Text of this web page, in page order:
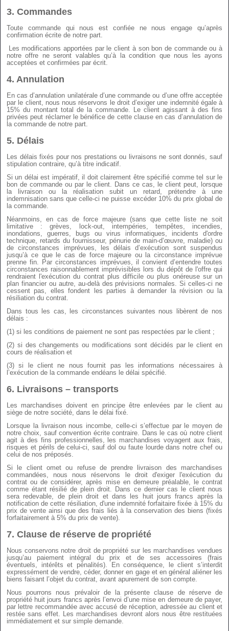
3. Commandes
Toute commande qui nous est confiée ne nous engage qu’après
confirmation écrite de notre part.
Les modifications apportées par le client à son bon de commande ou à
notre offre ne seront valables qu’à la condition que nous les ayons
acceptées et confirmées par écrit.
4. Annulation
En cas d’annulation unilatérale d’une commande ou d’une offre acceptée
par le client, nous nous réservons le droit d’exiger une indemnité égale à
15% du montant total de la commande. Le client agissant à des fins
privées peut réclamer le bénéfice de cette clause en cas d’annulation de
la commande de notre part.
5. Délais
Les délais fixés pour nos prestations ou livraisons ne sont donnés, sauf
stipulation contraire, qu’à titre indicatif.
Si un délai est impératif, il doit clairement être spécifié comme tel sur le
bon de commande ou par le client. Dans ce cas, le client peut, lorsque
la livraison ou la réalisation subit un retard, prétendre à une
indemnisation sans que celle-ci ne puisse excéder 10% du prix global de
la commande.
Néanmoins, en cas de force majeure (sans que cette liste ne soit
limitative : grèves, lock-out, intempéries, tempêtes, incendies,
inondations, guerres, bugs ou virus informatiques, incidents d'ordre
technique, retards du fournisseur, pénurie de main-d’œuvre, maladie) ou
de circonstances imprévues, les délais d’exécution sont suspendus
jusqu’à ce que le cas de force majeure ou la circonstance imprévue
prenne fin. Par circonstances imprévues, il convient d’entendre toutes
circonstances raisonnablement imprévisibles lors du dépôt de l'offre qui
rendraient l'exécution du contrat plus difficile ou plus onéreuse sur un
plan financier ou autre, au-delà des prévisions normales. Si celles-ci ne
cessent pas, elles fondent les parties à demander la révision ou la
résiliation du contrat.
Dans tous les cas, les circonstances suivantes nous libèrent de nos
délais :
(1) si les conditions de paiement ne sont pas respectées par le client ;
(2) si des changements ou modifications sont décidés par le client en
cours de réalisation et
(3) si le client ne nous fournit pas les informations nécessaires à
l’exécution de la commande endéans le délai spécifié.
6. Livraisons – transports
Les marchandises doivent en principe être enlevées par le client au
siège de notre société, dans le délai fixé.
Lorsque la livraison nous incombe, celle-ci s’effectue par le moyen de
notre choix, sauf convention écrite contraire. Dans le cas où notre client
agit à des fins professionnelles, les marchandises voyagent aux frais,
risques et périls de celui-ci, sauf dol ou faute lourde dans notre chef ou
celui de nos préposés.
Si le client omet ou refuse de prendre livraison des marchandises
commandées, nous nous réservons le droit d'exiger l'exécution du
contrat ou de considérer, après mise en demeure préalable, le contrat
comme étant résilié de plein droit. Dans ce dernier cas le client nous
sera redevable, de plein droit et dans les huit jours francs après la
notification de cette résiliation, d'une indemnité forfaitaire fixée à 15% du
prix de vente ainsi que des frais liés à la conservation des biens (fixés
forfaitairement à 5% du prix de vente).
7. Clause de réserve de propriété
Nous conservons notre droit de propriété sur les marchandises vendues
jusqu’au paiement intégral du prix et de ses accessoires (frais
éventuels, intérêts et pénalités). En conséquence, le client s’interdit
expressément de vendre, céder, donner en gage et en général aliéner les
biens faisant l’objet du contrat, avant apurement de son compte.
Nous pourrons nous prévaloir de la présente clause de réserve de
propriété huit jours francs après l’envoi d’une mise en demeure de payer,
par lettre recommandée avec accusé de réception, adressée au client et
restée sans effet. Les marchandises devront alors nous être restituées
immédiatement et sur simple demande.